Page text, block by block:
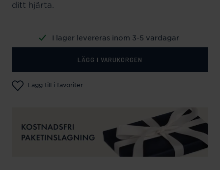
ditt hjärta.
I lager levereras inom 3-5 vardagar
LÄGG I VARUKORGEN
Lägg till i favoriter